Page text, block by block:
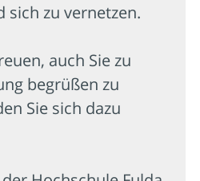
sich zu vernetzen.
auch Sie zu
begrüßen zu
Sie sich dazu